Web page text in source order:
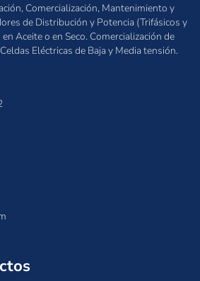
Comercialización, Mantenimiento y
de Distribución y Potencia (Trifásicos y
Aceite o en Seco. Comercialización de
Eléctricas de Baja y Media tensión.